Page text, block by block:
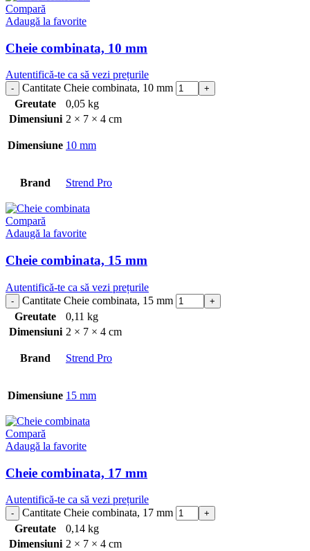
Compară
Adaugă la favorite
Cheie combinata, 10 mm
Autentifică-te ca să vezi prețurile
Cantitate Cheie combinata, 10 mm
Greutate
0,05 kg
Dimensiuni 2 × 7 × 4 cm
Dimensiune 10 mm
Brand Strend Pro
Compară
Adaugă la favorite
Cheie combinata, 15 mm
Autentifică-te ca să vezi prețurile
Cantitate Cheie combinata, 15 mm
Greutate
0,11 kg
Dimensiuni 2 × 7 × 4 cm
Brand Strend Pro
Dimensiune 15 mm
Compară
Adaugă la favorite
Cheie combinata, 17 mm
Autentifică-te ca să vezi prețurile
Cantitate Cheie combinata, 17 mm
Greutate
0,14 kg
Dimensiuni 2 × 7 × 4 cm